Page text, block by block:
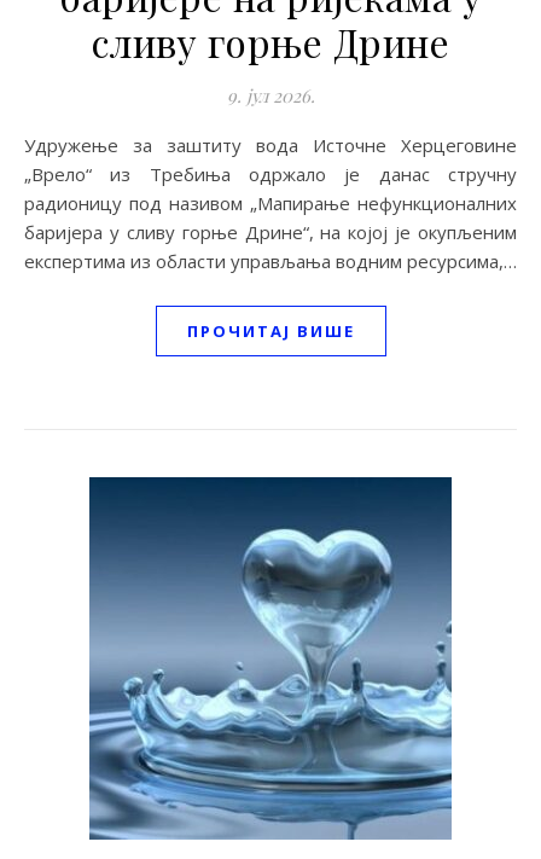
сливу горње Дрине
9. јул 2026.
Удружење за заштиту вода Источне Херцеговине
„Врело“ из Требиња одржало је данас стручну
радионицу под називом „Мапирање нефункционалних
баријера у сливу горње Дрине“, на којој је окупљеним
експертима из области управљања водним ресурсима,…
ПРОЧИТАЈ ВИШЕ